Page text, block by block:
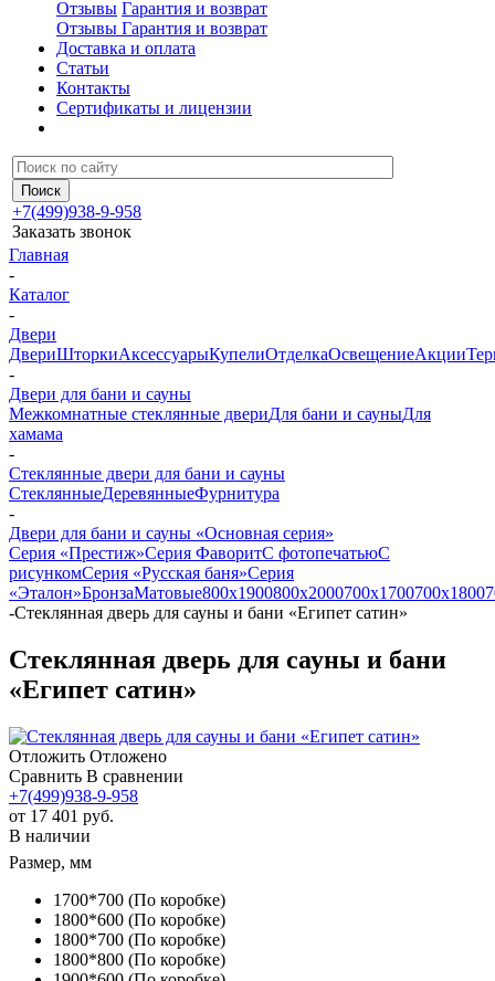
Отзывы Гарантия и возврат
Отзывы Гарантия и возврат
Доставка и оплата
Статьи
Контакты
Сертификаты и лицензии
+7(499)938-9-958
Заказать звонок
Главная
-
Каталог
-
Двери
ДвериШторкиАксессуарыКупелиОтделкаОсвещениеАкции
-
Двери для бани и сауны
Межкомнатные стеклянные двериДля бани и сауныДля
хамама
-
Стеклянные двери для бани и сауны
СтеклянныеДеревянныеФурнитура
-
Двери для бани и сауны «Основная серия»
Серия «Престиж»Серия ФаворитС фотопечатьюС
рисункомСерия «Русская баня»Серия
«Эталон»БронзаМатовые800х1900800х2000700х1700700х1800
-Стеклянная дверь для сауны и бани «Египет сатин»
Стеклянная дверь для сауны и бани
«Египет сатин»
Отложить Отложено
Сравнить В сравнении
+7(499)938-9-958
от 17 401 руб.
В наличии
Размер, мм
1700*700 (По коробке)
1800*600 (По коробке)
1800*700 (По коробке)
1800*800 (По коробке)